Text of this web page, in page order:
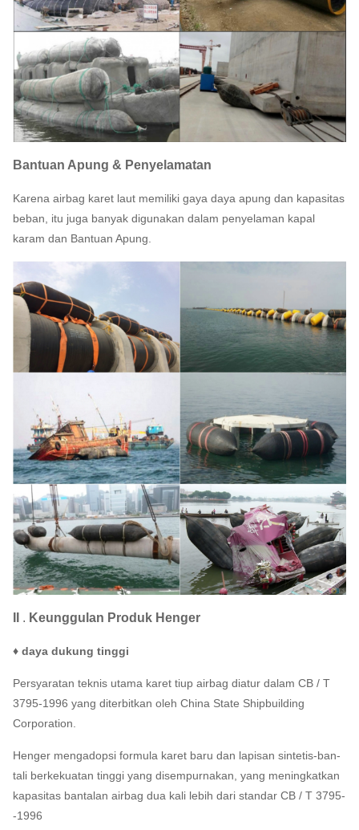
Bantuan Apung & Penyelamatan
Karena airbag karet laut memiliki gaya daya apung dan kapasitas
beban, itu juga banyak digunakan dalam penyelaman kapal
karam dan Bantuan Apung.
. Keunggulan Produk Henger
♦ daya dukung tinggi
Persyaratan teknis utama karet tiup airbag diatur dalam CB / T
3795-1996 yang diterbitkan oleh China State Shipbuilding
Corporation.
Henger mengadopsi formula karet baru dan lapisan sintetis-ban-
tali berkekuatan tinggi yang disempurnakan, yang meningkatkan
kapasitas bantalan airbag dua kali lebih dari standar CB / T 3795-
-1996